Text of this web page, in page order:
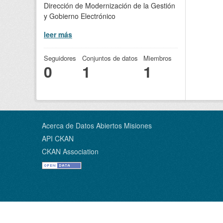
Dirección de Modernización de la Gestión
y Gobierno Electrónico
leer más
Seguidores
0
Conjuntos de datos
1
Miembros
1
Acerca de Datos Abiertos Misiones
API CKAN
CKAN Association